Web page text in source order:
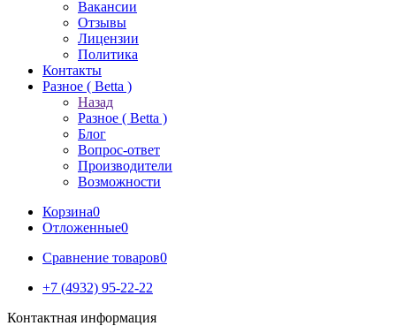
Вакансии
Отзывы
Лицензии
Политика
Контакты
Разное ( Betta )
Назад
Разное ( Betta )
Блог
Вопрос-ответ
Производители
Возможности
Корзина0
Отложенные0
Сравнение товаров0
+7 (4932) 95-22-22
Контактная информация